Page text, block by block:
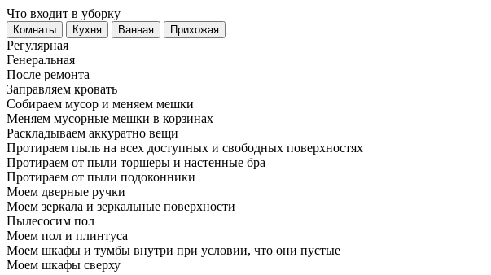
Что входит в уборку
Регу­лярная
Гене­ральная
После ремонта
Заправляем кровать
Собираем мусор и меняем мешки
Меняем мусорные мешки в корзинах
Раскладываем аккуратно вещи
Протираем пыль на всех доступных и свободных поверхностях
Протираем от пыли торшеры и настенные бра
Протираем от пыли подоконники
Моем дверные ручки
Моем зеркала и зеркальные поверхности
Пылесосим пол
Моем пол и плинтуса
Моем шкафы и тумбы внутри при условии, что они пустые
Моем шкафы сверху